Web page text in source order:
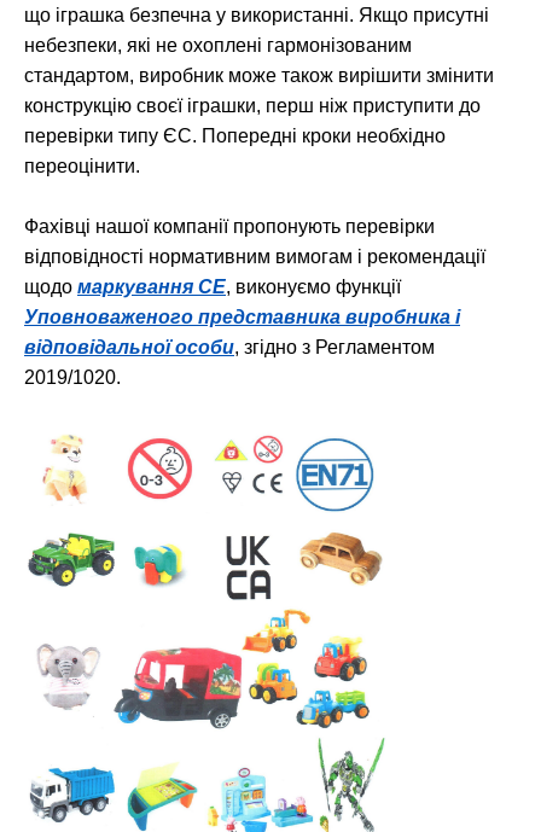
що іграшка безпечна у використанні. Якщо присутні
небезпеки, які не охоплені гармонізованим
стандартом, виробник може також вирішити змінити
конструкцію своєї іграшки, перш ніж приступити до
перевірки типу ЄС. Попередні кроки необхідно
переоцінити.
Фахівці нашої компанії пропонують перевірки
відповідності нормативним вимогам і рекомендації
щодо маркування CE, виконуємо функції
Уповноваженого представника виробника і
відповідальної особи, згідно з Регламентом
2019/1020.